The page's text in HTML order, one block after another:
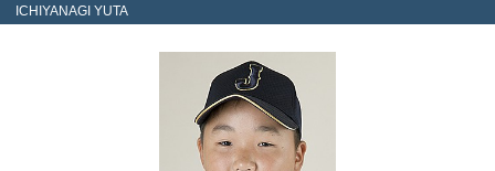
ICHIYANAGI YUTA